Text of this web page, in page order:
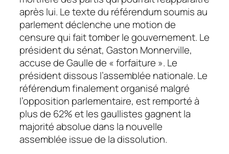
après lui. Le texte du référendum soumis au
parlement déclenche une motion de
censure qui fait tomber le gouvernement. Le
président du sénat, Gaston Monnerville,
accuse de Gaulle de « forfaiture ». Le
président dissous l’assemblée nationale. Le
référendum finalement organisé malgré
l’opposition parlementaire, est remporté à
plus de 62% et les gaullistes gagnent la
majorité absolue dans la nouvelle
assemblée issue de la dissolution.